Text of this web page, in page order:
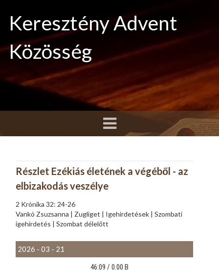
Keresztény Advent
Közösség
Részlet Ezékiás életének a végéből - az
elbizakodás veszélye
2 Krónika 32: 24-26
Vankó Zsuzsanna | Zugliget | Igehirdetések | Szombati
igehirdetés | Szombat délelőtt
2026 - 03 - 21
46:09 / 0.00 B